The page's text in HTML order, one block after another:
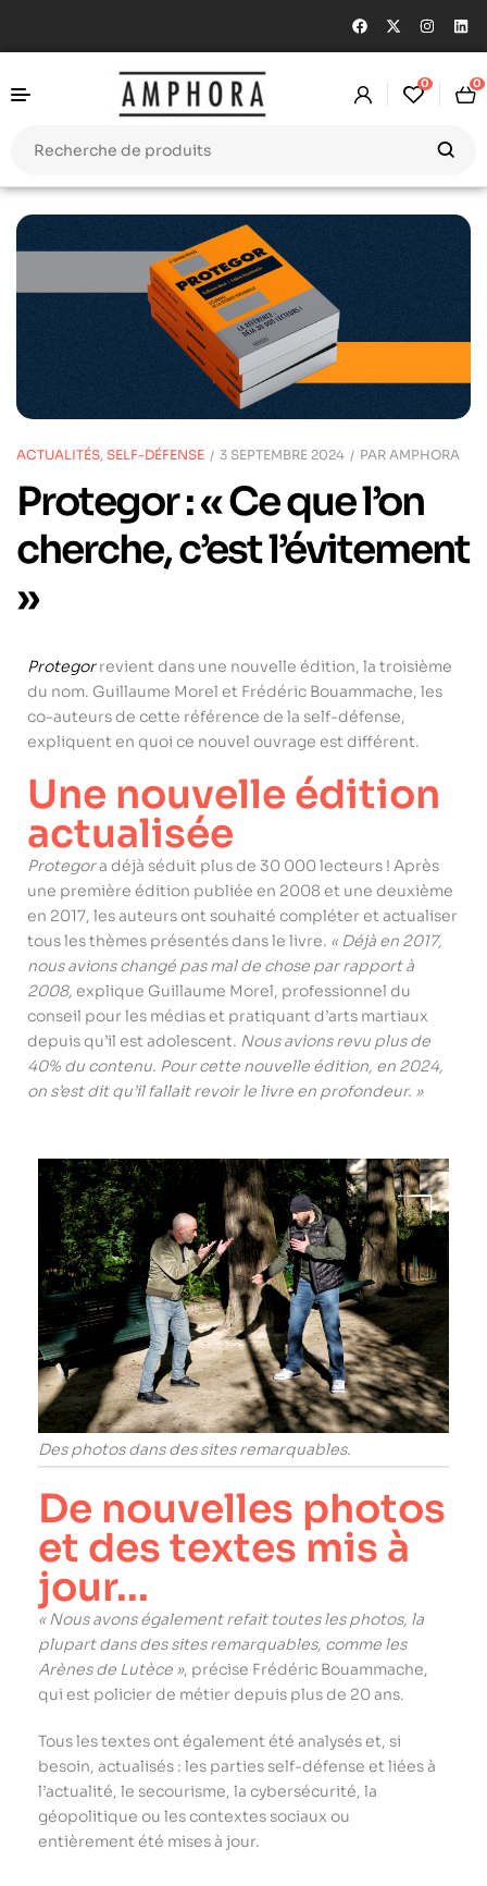
0 0
ACTUALITÉS, SELF-DÉFENSE 3 SEPTEMBRE 2024 PAR AMPHORA
Protegor : « Ce que l’on
cherche, c’est l’évitement
»
Protegorrevient dans une nouvelle édition, la troisième
du nom. Guillaume Morel et Frédéric Bouammache, les
co-auteurs de cette référence de la self-défense,
expliquent en quoi ce nouvel ouvrage est différent.
Une nouvelle édition
actualisée
Protegora déjà séduit plus de 30 000 lecteurs ! Après
une première édition publiée en 2008 et une deuxième
en 2017, les auteurs ont souhaité compléter et actualiser
tous les thèmes présentés dans le livre. « Déjà en 2017,
nous avions changé pas mal de chose par rapport à
2008, explique Guillaume Morel, professionnel du
conseil pour les médias et pratiquant d’arts martiaux
depuis qu’il est adolescent. Nous avions revu plus de
40% du contenu. Pour cette nouvelle édition, en 2024,
on s’est dit qu’il fallait revoir le livre en profondeur. »
Des photos dans des sites remarquables.
De nouvelles photos
et des textes mis à
jour...
« Nous avons également refait toutes les photos, la
plupart dans des sites remarquables, comme les
Arènes de Lutèce », précise Frédéric Bouammache,
qui est policier de métier depuis plus de 20 ans.
Tous les textes ont également été analysés et, si
besoin, actualisés : les parties self-défense et liées à
l’actualité, le secourisme, la cybersécurité, la
géopolitique ou les contextes sociaux ou
entièrement été mises à jour.